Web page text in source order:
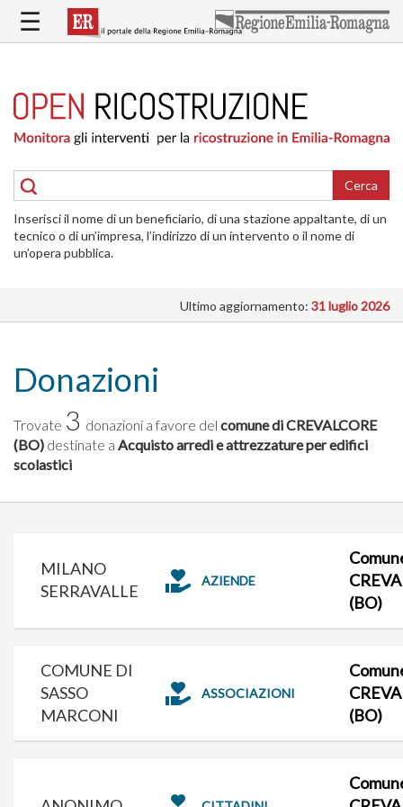
contenuto
RICOSTRUZIONE
PUBBLICA
DELLE
ABITAZIONI
RICOSTRUZIONE
ATTIVITÀ
INTERVENTI
☰
Cerca
Inserisci il nome di un beneficiario, di una stazione appaltante, di un
tecnico o di un’impresa, l’indirizzo di un intervento o il nome di
un’opera pubblica.
Ultimo aggiornamento: 31 luglio 2026
Donazioni
Trovate 3 donazioni a favore del comune di CREVALCORE
(BO) destinate a Acquisto arredi e attrezzature per edifici
scolastici
MILANO
SERRAVALLE
AZIENDE
(BO)
COMUNE DI
SASSO
MARCONI
ASSOCIAZIONI
(BO)